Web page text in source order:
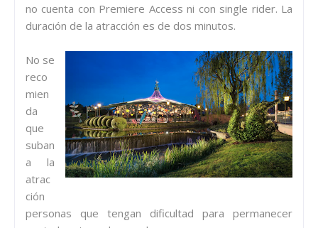
no cuenta con Premiere Access ni con single rider. La
duración de la atracción es de dos minutos.
No se
reco
mien
da
que
suban
a la
atrac
ción
personas que tengan dificultad para permanecer